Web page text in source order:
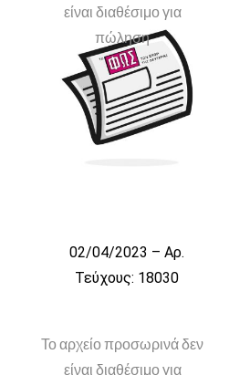
είναι διαθέσιμο για
πώληση
02/04/2023 – Αρ.
Τεύχους: 18030
Το αρχείο προσωρινά δεν
είναι διαθέσιμο για